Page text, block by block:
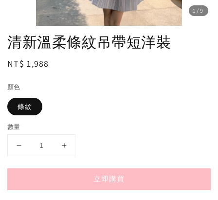
1 /9
清新溫柔條紋吊帶短洋裝
Regular
NT$ 1,988
顏色
條紋
數量
立即購買